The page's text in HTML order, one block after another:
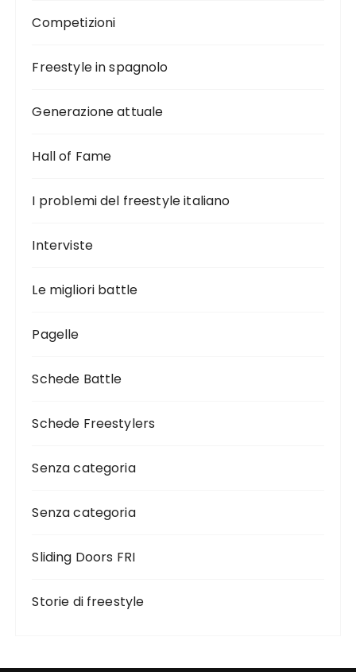
Competizioni
Freestyle in spagnolo
Generazione attuale
Hall of Fame
I problemi del freestyle italiano
Interviste
Le migliori battle
Pagelle
Schede Battle
Schede Freestylers
Senza categoria
Senza categoria
Sliding Doors FRI
Storie di freestyle